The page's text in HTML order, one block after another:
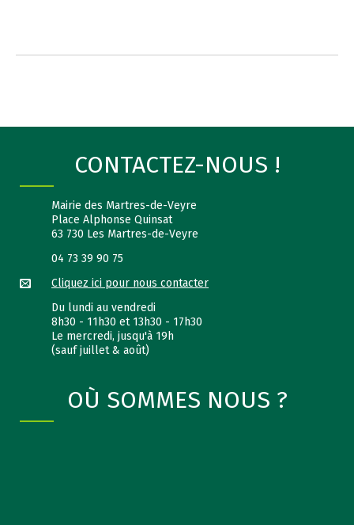
CONTACTEZ-NOUS !
Mairie des Martres-de-Veyre
Place Alphonse Quinsat
63 730 Les Martres-de-Veyre
04 73 39 90 75
Cliquez ici pour nous contacter
Du lundi au vendredi
8h30 - 11h30 et 13h30 - 17h30
Le mercredi, jusqu'à 19h
(sauf juillet & août)
OÙ SOMMES NOUS ?